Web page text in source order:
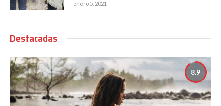
enero 5, 2021
Destacadas
8.9